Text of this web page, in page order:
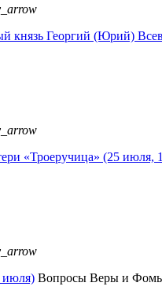
князь Георгий (Юрий)
«Троеручица» (25 июля,
июля) Вопросы Веры и